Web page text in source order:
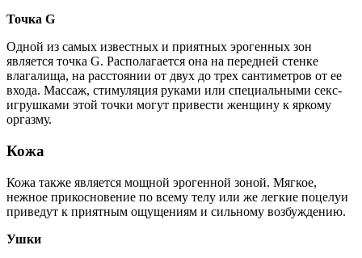
Точка G
Одной из самых известных и приятных эрогенных зон
является точка G. Располагается она на передней стенке
влагалища, на расстоянии от двух до трех сантиметров от ее
входа. Массаж, стимуляция руками или специальными секс-
игрушками этой точки могут привести женщину к яркому
оргазму.
Кожа
Кожа также является мощной эрогенной зоной. Мягкое,
нежное прикосновение по всему телу или же легкие поцелуи
приведут к приятным ощущениям и сильному возбуждению.
Ушки